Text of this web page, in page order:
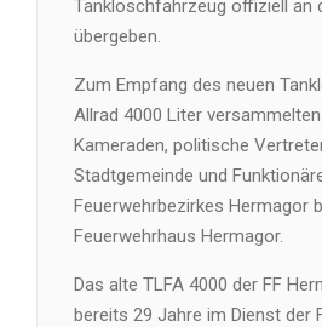
Tanklöschfahrzeug offiziell an
übergeben.
Zum Empfang des neuen
Allrad 4000 Liter
Kameraden, politische
Stadtgemeinde und
Feuerwehrbezirkes Hermagor
Feuerwehrhaus Hermagor.
Das alte TLFA 4000 der FF
bereits 29 Jahre im Dienst der